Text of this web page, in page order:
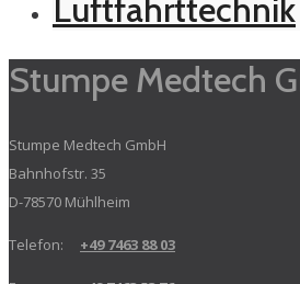
Luftfahrttechnik
Stumpe Medtech
Stumpe Medtech GmbH
Bahnhofstr. 35
D-78570 Mühlheim
Telefon: +49 7463 88 03